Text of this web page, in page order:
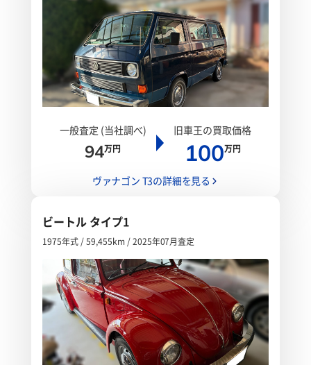
一般査定 (当社調べ)
94万円
旧車王の買取価格
100万円
ヴァナゴン T3の詳細を見る
ビートル タイプ1
1975年式 / 59,455km / 2025年07月査定